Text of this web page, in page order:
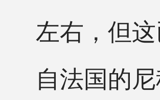
左右，但
自法国的